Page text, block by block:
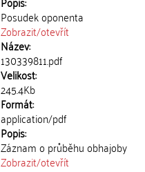
Posudek oponenta
Zobrazit/otevřít
Název:
130339811.pdf
Velikost:
245.4Kb
Formát:
application/pdf
Popis:
Záznam o průběhu obhajoby
Zobrazit/otevřít